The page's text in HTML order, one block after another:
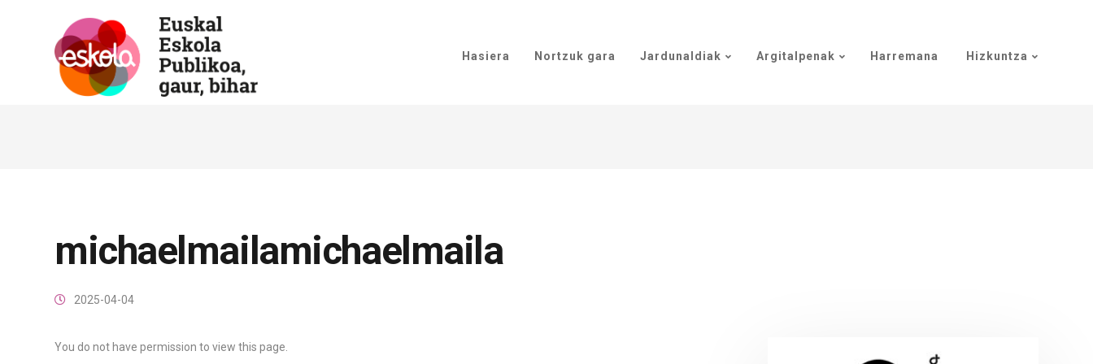
Hasiera Nortzuk gara Jardunaldiak Argitalpenak Harremana Hizkuntza
michaelmailamichaelmaila
2025-04-04
You do not have permission to view this page.